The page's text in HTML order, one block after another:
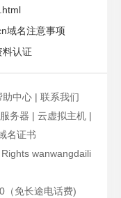
域名注意事项
料认证
助中心 | 联系我们
务器 | 云虚拟主机 |
名证书
wanwangdaili
（免长途电话费)